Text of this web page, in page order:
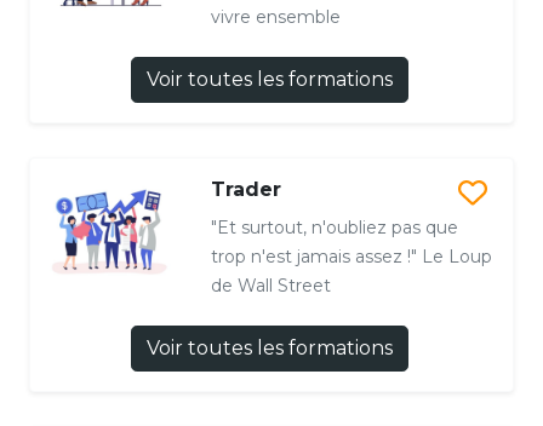
vivre ensemble
Voir toutes les formations
Trader
"Et surtout, n'oubliez pas que
trop n'est jamais assez !" Le Loup
de Wall Street
Voir toutes les formations